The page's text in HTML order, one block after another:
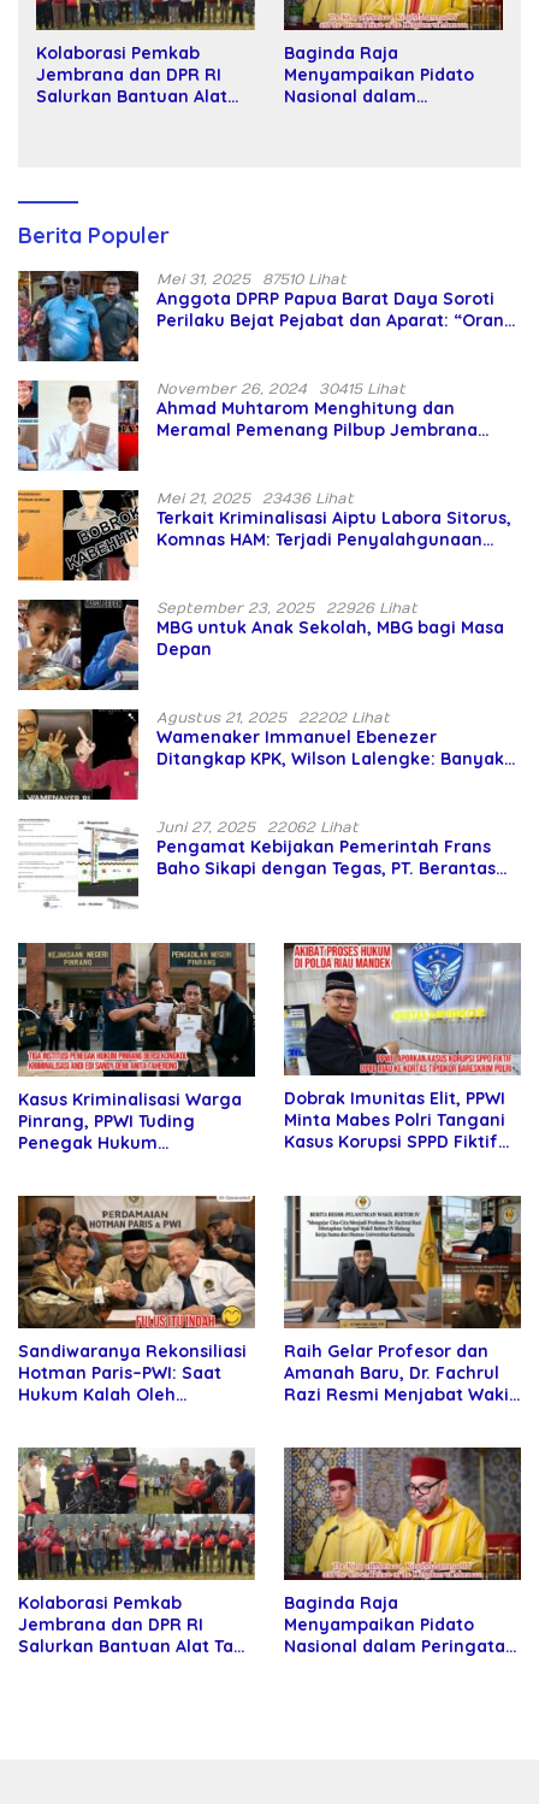
Kolaborasi Pemkab
Jembrana dan DPR RI
Salurkan Bantuan Alat
Baginda Raja
Menyampaikan Pidato
Nasional dalam
Berita Populer
Mei 31, 2025 87510 Lihat
Anggota DPRP Papua Barat Daya Soroti
Perilaku Bejat Pejabat dan Aparat: “Orang
November 26, 2024 30415 Lihat
Ahmad Muhtarom Menghitung dan
Meramal Pemenang Pilbup Jembrana
Mei 21, 2025 23436 Lihat
Terkait Kriminalisasi Aiptu Labora Sitorus,
Komnas HAM: Terjadi Penyalahgunaan
September 23, 2025 22926 Lihat
MBG untuk Anak Sekolah, MBG bagi Masa
Depan
Agustus 21, 2025 22202 Lihat
Wamenaker Immanuel Ebenezer
Ditangkap KPK, Wilson Lalengke: Banyak
Juni 27, 2025 22062 Lihat
Pengamat Kebijakan Pemerintah Frans
Baho Sikapi dengan Tegas, PT. Berantas
Kasus Kriminalisasi Warga
Pinrang, PPWI Tuding
Penegak Hukum
Dobrak Imunitas Elit, PPWI
Minta Mabes Polri Tangani
Kasus Korupsi SPPD Fiktif
Sandiwaranya Rekonsiliasi
Hotman Paris–PWI: Saat
Hukum Kalah Oleh
Raih Gelar Profesor dan
Amanah Baru, Dr. Fachrul
Razi Resmi Menjabat Wakil
Kolaborasi Pemkab
Jembrana dan DPR RI
Salurkan Bantuan Alat Tani
Baginda Raja
Menyampaikan Pidato
Nasional dalam Peringatan